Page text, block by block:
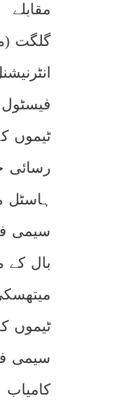
مقابلے
گلگت
ٹیموں
رسائی
ہاسٹل
سیمی
بال کے
ٹیموں
سیمی